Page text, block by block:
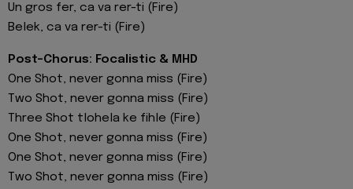
Un gros fer, ca va rer-ti (Fire)
Belek, ca va rer-ti (Fire)
Post-Chorus: Focalistic & MHD
One Shot, never gonna miss (Fire)
Two Shot, never gonna miss (Fire)
Three Shot tlohela ke fihle (Fire)
One Shot, never gonna miss (Fire)
One Shot, never gonna miss (Fire)
Two Shot, never gonna miss (Fire)